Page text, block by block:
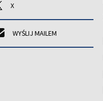
X
WYŚLIJ MAILEM